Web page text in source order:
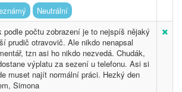
Neutrální
podle počtu zobrazení je to nejspíš nějaký
prudič otravovič. Ale nikdo nenapsal
tzn asi ho nikdo nezvedá. Chudák,
výplatu za sezení u telefonu. Asi si
muset najít normální práci. Hezký den
Simona